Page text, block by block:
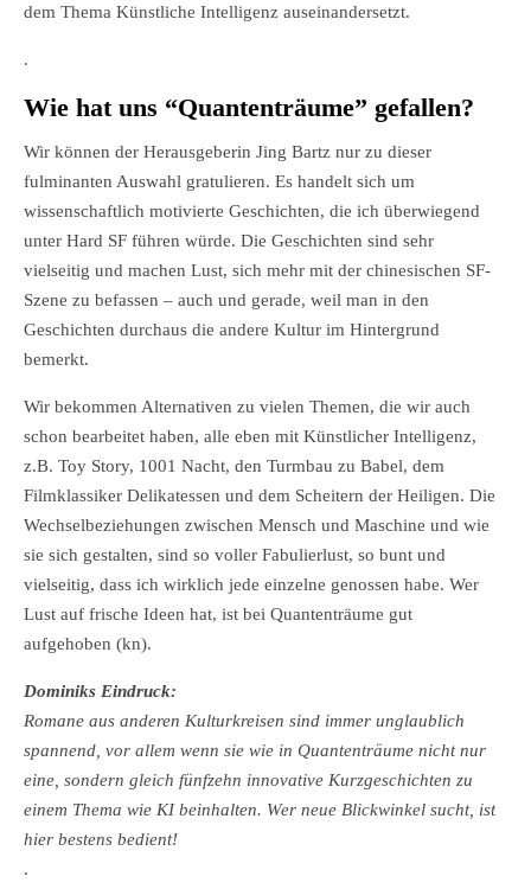
dem Thema Künstliche Intelligenz auseinandersetzt.
.
Wie hat uns “Quantenträume” gefallen?
Wir können der Herausgeberin Jing Bartz nur zu dieser
fulminanten Auswahl gratulieren. Es handelt sich um
wissenschaftlich motivierte Geschichten, die ich überwiegend
unter Hard SF führen würde. Die Geschichten sind sehr
vielseitig und machen Lust, sich mehr mit der chinesischen SF-
Szene zu befassen – auch und gerade, weil man in den
Geschichten durchaus die andere Kultur im Hintergrund
bemerkt.
Wir bekommen Alternativen zu vielen Themen, die wir auch
schon bearbeitet haben, alle eben mit Künstlicher Intelligenz,
z.B. Toy Story, 1001 Nacht, den Turmbau zu Babel, dem
Filmklassiker Delikatessen und dem Scheitern der Heiligen. Die
Wechselbeziehungen zwischen Mensch und Maschine und wie
sie sich gestalten, sind so voller Fabulierlust, so bunt und
vielseitig, dass ich wirklich jede einzelne genossen habe. Wer
Lust auf frische Ideen hat, ist bei Quantenträume gut
aufgehoben (kn).
Dominiks Eindruck:
Romane aus anderen Kulturkreisen sind immer unglaublich
spannend, vor allem wenn sie wie in Quantenträume nicht nur
eine, sondern gleich fünfzehn innovative Kurzgeschichten zu
einem Thema wie KI beinhalten. Wer neue Blickwinkel sucht, ist
hier bestens bedient!
.